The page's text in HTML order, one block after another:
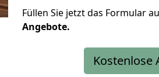
Füllen Sie jetzt das Formular
Angebote.
Kostenlose